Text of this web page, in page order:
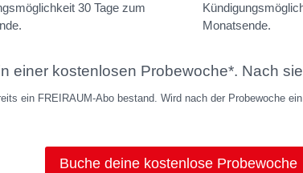
30 Tage zum
Monatsende.
einer kostenlosen Probewoche*. Nach
ein FREIRAUM-Abo bestand. Wird nach der Probewoche
Buche deine kostenlose Probewoche